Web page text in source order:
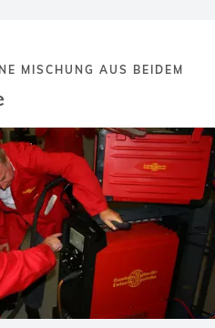
MISCHUNG AUS BEIDEM